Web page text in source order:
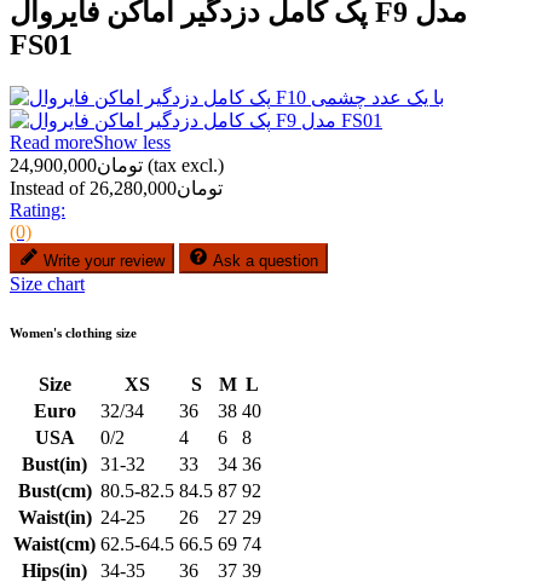
پک کامل دزدگیر اماکن فایروال F9 مدل
FS01
Read moreShow less
تومان24,900,000 (tax excl.)
Instead of تومان26,280,000
Rating:
(0)
Write your review Ask a question
Size chart
Women's clothing size
Size XS S M L
Euro
32/34 36 38 40
USA
0/2 4 6
8
Bust(in)
31-32 33 34 36
Bust(cm) 80.5-82.5 84.5 87 92
Waist(in) 24-25 26 27 29
Waist(cm) 62.5-64.5 66.5 69 74
Hips(in)
34-35 36 37 39